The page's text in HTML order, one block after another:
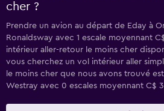
cher ?
Prendre un avion au départ de Eday à
Ronaldsway avec 1 escale moyennant
intérieur aller-retour le moins cher
vous cherchez un vol intérieur aller
le moins cher que nous avons trouvé
Westray avec 0 escales moyennant C$